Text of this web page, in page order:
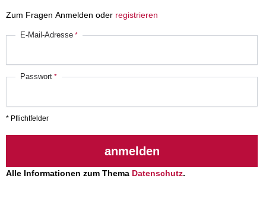
Zum Fragen Anmelden oder registrieren
E-Mail-Adresse
Passwort
* Pflichtfelder
anmelden
Alle Informationen zum Thema Datenschutz.